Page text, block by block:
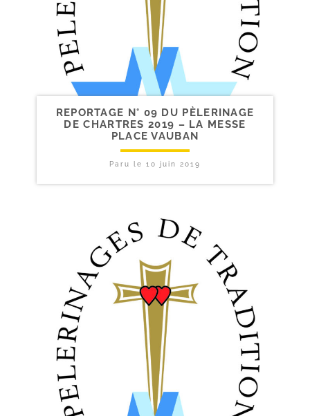
REPORTAGE N° 09 DU PÈLERINAGE
DE CHARTRES 2019 – LA MESSE
PLACE VAUBAN
Paru le 10 juin 2019